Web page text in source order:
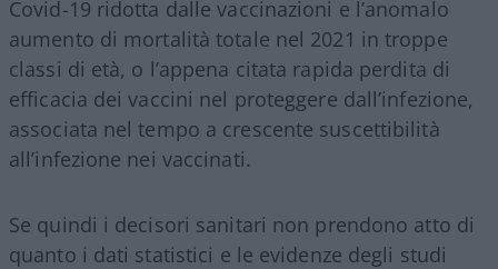
Covid-19 ridotta dalle vaccinazioni e l’anomalo
aumento di mortalità totale nel 2021 in troppe
classi di età, o l’appena citata rapida perdita di
efficacia dei vaccini nel proteggere dall’infezione,
associata nel tempo a crescente suscettibilità
all’infezione nei vaccinati.
Se quindi i decisori sanitari non prendono atto di
quanto i dati statistici e le evidenze degli studi